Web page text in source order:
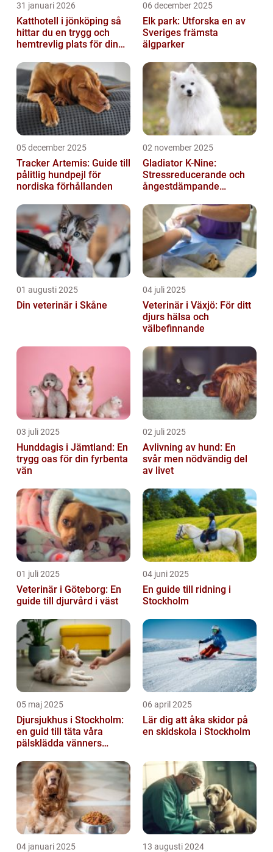
31 januari 2026
Katthotell i jönköping så
hittar du en trygg och
hemtrevlig plats för din
06 december 2025
Elk park: Utforska en av
Sveriges främsta
älgparker
05 december 2025
Tracker Artemis: Guide till
pålitlig hundpejl för
nordiska förhållanden
02 november 2025
Gladiator K-Nine:
Stressreducerande och
ångestdämpande
01 augusti 2025
Din veterinär i Skåne
04 juli 2025
Veterinär i Växjö: För ditt
djurs hälsa och
välbefinnande
03 juli 2025
Hunddagis i Jämtland: En
trygg oas för din fyrbenta
vän
02 juli 2025
Avlivning av hund: En
svår men nödvändig del
av livet
01 juli 2025
Veterinär i Göteborg: En
guide till djurvård i väst
04 juni 2025
En guide till ridning i
Stockholm
05 maj 2025
Djursjukhus i Stockholm:
en guid till täta våra
pälsklädda vänners
06 april 2025
Lär dig att åka skidor på
en skidskola i Stockholm
04 januari 2025 13 augusti 2024